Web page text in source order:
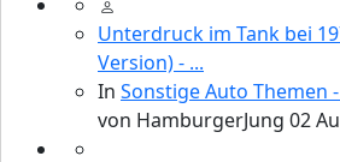
Unterdruck im Tank bei
Version) - ...
In Sonstige Auto Themen
von HamburgerJung 02